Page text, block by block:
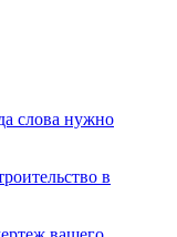
слова нужно
в